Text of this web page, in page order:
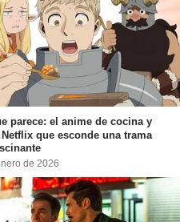
parece: el anime de cocina y
que esconde una trama
de 2026